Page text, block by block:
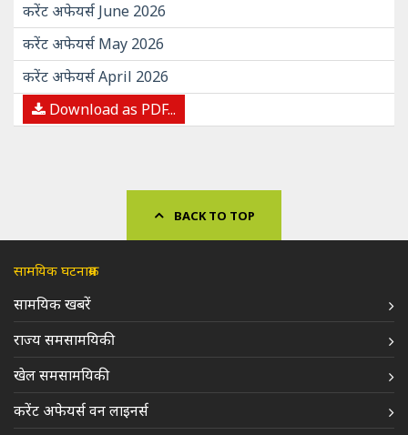
करेंट अफेयर्स June 2026
करेंट अफेयर्स May 2026
करेंट अफेयर्स April 2026
Download as PDF...
BACK TO TOP
सामयिक घटनाक्रम
सामयिक खबरें
राज्य समसामयिकी
खेल समसामयिकी
करेंट अफेयर्स वन लाइनर्स